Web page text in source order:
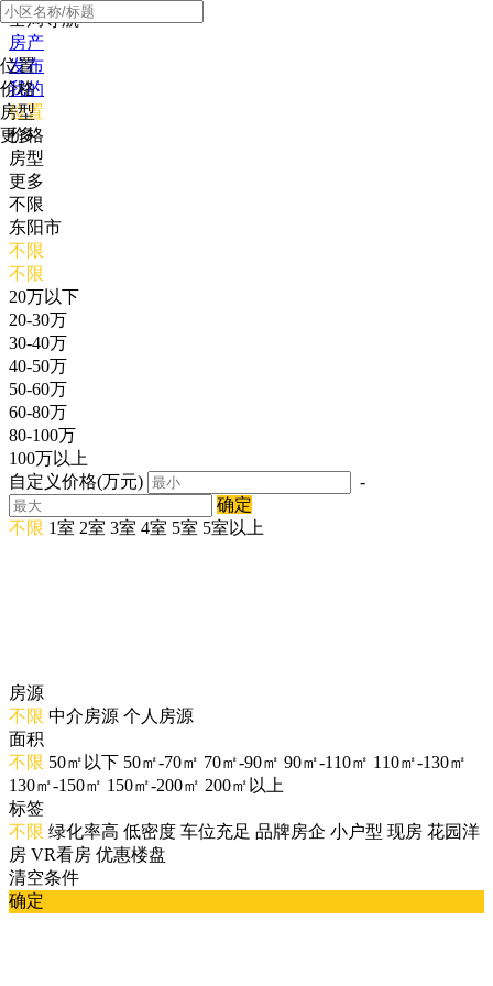
全局导航
房产
发布
我的
位置
价格
房型
更多
位置
价格
房型
更多
不限
东阳市
不限
不限
20万以下
20-30万
30-40万
40-50万
50-60万
60-80万
80-100万
100万以上
自定义价格(万元)
-
确定
不限 1室 2室 3室 4室 5室 5室以上
房源
不限 中介房源 个人房源
面积
不限 50㎡以下 50㎡-70㎡ 70㎡-90㎡ 90㎡-110㎡ 110㎡-130㎡
130㎡-150㎡ 150㎡-200㎡ 200㎡以上
标签
不限 绿化率高 低密度 车位充足 品牌房企 小户型 现房 花园洋
房 VR看房 优惠楼盘
清空条件
确定